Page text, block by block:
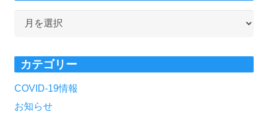
イ
ブ
カテゴリー
COVID-19情報
お知らせ